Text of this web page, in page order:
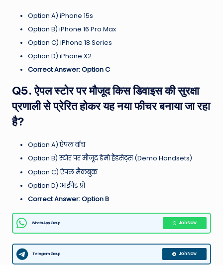
Option A) iPhone 15s
Option B) iPhone 16 Pro Max
Option C) iPhone 18 Series
Option D) iPhone X2
Correct Answer: Option C
Q5. ऐपल स्टोर पर मौजूद किस डिवाइस की सुरक्षा
प्रणाली से प्रेरित होकर यह नया फीचर बनाया जा रहा
है?
Option A) ऐपल वॉच
Option B) स्टोर पर मौजूद डेमो हैंडसेट्स (Demo Handsets)
Option C) ऐपल मैकबुक
Option D) आईपैड प्रो
Correct Answer: Option B
WhatsApp Group Join Now
Telegram Group Join Now